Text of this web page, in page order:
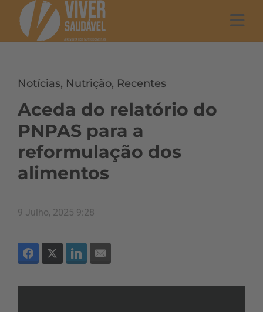
Notícias, Nutrição, Recentes
Aceda do relatório do
PNPAS para a
reformulação dos
alimentos
9 Julho, 2025 9:28